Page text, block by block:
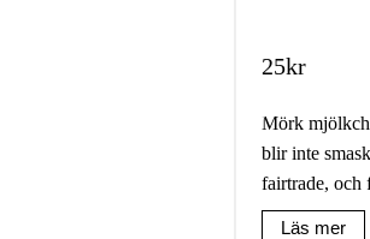
25kr
Mörk
blir inte
fairtrade, och
Läs mer